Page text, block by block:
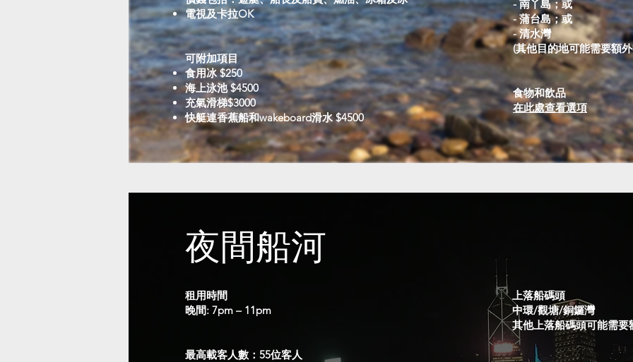
電視及卡拉OK
可附加項目​
食用冰 $250
海上泳池 $4500
充氣滑梯$3000
快艇連香蕉船和wakeboard滑水 $4500
- 南丫島；或
- 蒲台島；或
- 清水灣
(其他目的地可能需要額
食物和飲品
在此處查看選項
上落船碼頭
中環/觀塘/銅鑼灣
其他上落船碼頭可能需要
租用時間
晚間: 7pm – 11pm
最高載客人數：55位客人
夜間船河